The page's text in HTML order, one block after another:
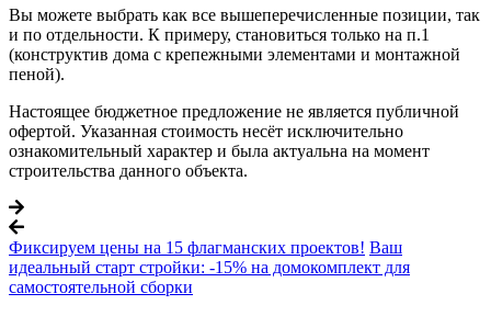
Вы можете выбрать как все вышеперечисленные позиции, так
и по отдельности. К примеру, становиться только на п.1
(конструктив дома с крепежными элементами и монтажной
пеной).
Настоящее бюджетное предложение не является публичной
офертой. Указанная стоимость несёт исключительно
ознакомительный характер и была актуальна на момент
строительства данного объекта.
Фиксируем цены на 15 флагманских проектов! Ваш
идеальный старт стройки: -15% на домокомплект для
самостоятельной сборки